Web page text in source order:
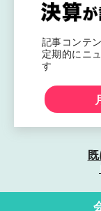
記事コンテ
定期的にニ
す